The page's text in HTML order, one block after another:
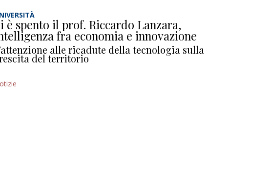
è spento il prof. Riccardo Lanzara,
fra economia e innovazione
alle ricadute della tecnologia sulla
del territorio